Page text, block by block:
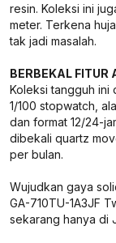
resin. Koleksi ini
meter. Terkena
tak jadi masalah.
BERBEKAL FITUR
Koleksi tangguh
1/100 stopwatch,
dan format 12/24-
dibekali quartz
per bulan.
Wujudkan gaya
GA-710TU-1A3JF
sekarang hanya di